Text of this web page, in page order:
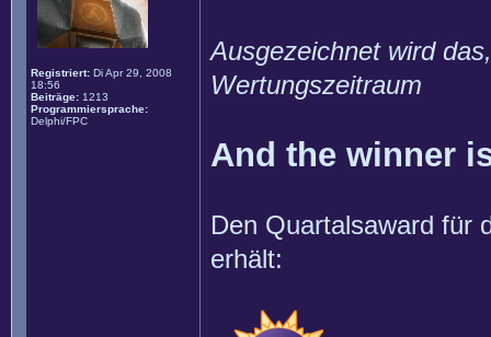
Registriert: Di Apr 29, 2008
18:56
Beiträge: 1213
Programmiersprache:
Delphi/FPC
Ausgezeichnet wird
Wertungszeitraum
And the winner
Den Quartalsaward für
erhält: